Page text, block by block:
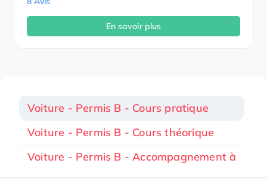
En savoir plus
Voiture - Permis B - Cours pratique
Voiture - Permis B - Cours théorique
Voiture - Permis B - Accompagnement à